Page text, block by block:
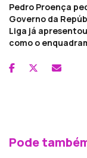
Pedro Proença
Governo da
Liga já
como o
Pode